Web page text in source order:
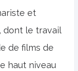
et
dont le travail
de films de
haut niveau